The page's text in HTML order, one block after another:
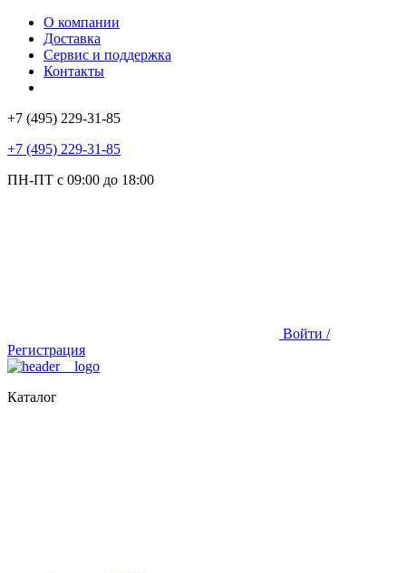
О компании
Доставка
Сервис и поддержка
Контакты
+7 (495) 229-31-85
+7 (495) 229-31-85
ПН-ПТ с 09:00 до 18:00
Войти /
Регистрация
Каталог